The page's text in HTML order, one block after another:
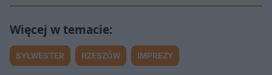
SYLWESTER RZESZÓW IMPREZY